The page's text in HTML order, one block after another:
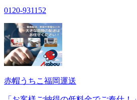
0120-931152
赤帽うちこ福岡運送